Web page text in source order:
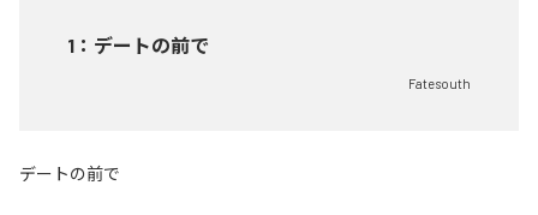
1 ： デートの前で
Fatesouth
デートの前で